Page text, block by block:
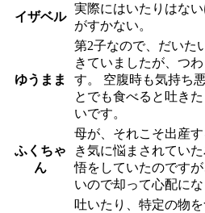
イザベル
実際にはいたりはな
がすかない。
ゆうまま
第2子なので、だいた
きていましたが、つ
す。 空腹時も気持ち
とでも食べると吐き
いです。
ふくちゃ
ん
母が、それこそ出産
き気に悩まされてい
悟をしていたのです
いので却って心配にな
吐いたり、特定の物